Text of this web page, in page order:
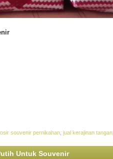
souvenir pernikahan jual kerajinan tangan
Untuk Souvenir